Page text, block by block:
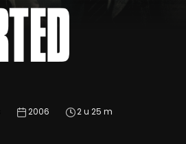
2006 2 u 25 m